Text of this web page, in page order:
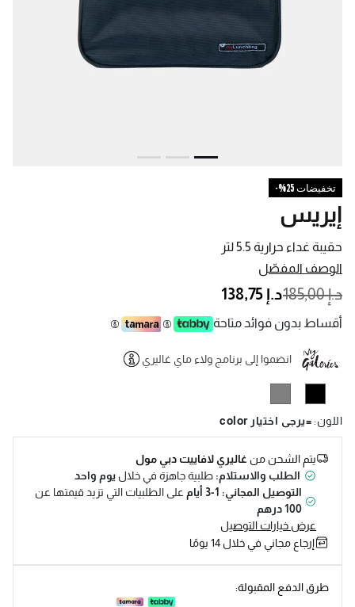
تخفيضات 25%-
حقيبة غداء حرارية 5.5 لتر
إيريس
الوصف المفصّل
PRICE REDUCED FROM
د.إ 185,00 TO
د.إ 138,75
أقساط بدون فوائد متاحة
انضموا إلى برنامج ولاء ماي غاليري
اللون:=يرجى اختيار color
يتم الشحن منغاليري لافاييت دبي مول
الطلب والاستلام: طلبية جاهزة في خلال يوم واحد
التوصيل المجاني: 1-3 أيام
على الطلبيات التي تزيد قيمتها عن
100 درهم
عرض خيارات التوصيل
إرجاع مجاني في خلال 14 يومًا
طرق الدفع المقبولة: